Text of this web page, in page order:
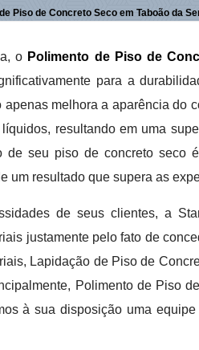
Piso de Concreto Seco em Taboão da
o Polimento de Piso de
para a
melhora a aparência do
resultando em uma
de seu piso de concreto seco
um resultado que supera as
de seus clientes, a
justamente pelo fato de
Lapidação de Piso de
Polimento de Piso
à sua disposição uma